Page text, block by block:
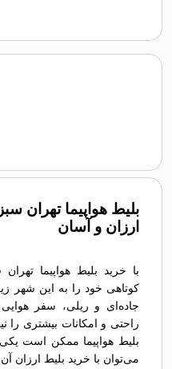
بلیط هواپیما تهران
ارزان و آسان
با خرید بلیط هواپیما
کوتاهی خود را به این شهر
جاده‌ای و ریلی، سفر
راحتی و امکانات بیشتری را
بلیط هواپیما ممکن است
می‌توان با خرید بلیط ارزان